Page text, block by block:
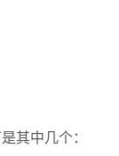
其中几个：